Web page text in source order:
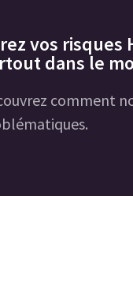
vos risques
dans le
comment